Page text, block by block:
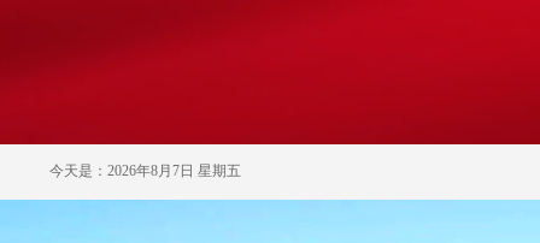
今天是：2026年8月7日 星期五